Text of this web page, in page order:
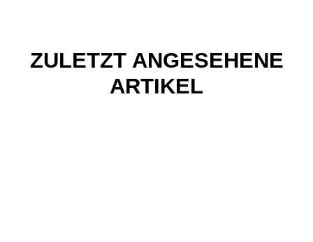
ZULETZT ANGESEHENE
ARTIKEL